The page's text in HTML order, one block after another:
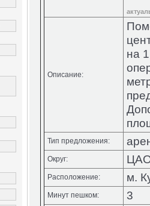
Описание:
на
Тип предложения:
Округ:
Расположение: м.
Минут пешком: 3